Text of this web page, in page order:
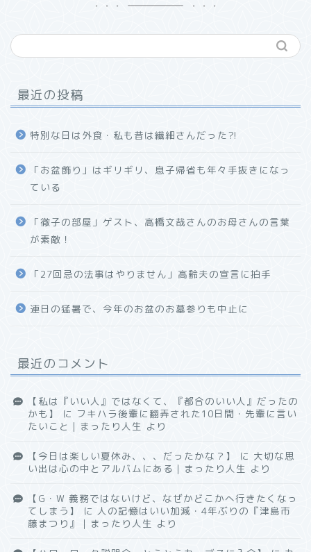
最近の投稿
特別な日は外食・私も昔は繊細さんだった⁈
「お盆飾り」はギリギリ、息子帰省も年々手抜きになっ
ている
「徹子の部屋」ゲスト、高橋文哉さんのお母さんの言葉
が素敵！
「27回忌の法事はやりません」高齢夫の宣言に拍手
連日の猛暑で、今年のお盆のお墓参りも中止に
最近のコメント
【私は『いい人』ではなくて、『都合のいい人』だったの
かも】
に フキハラ後輩に翻弄された10日間・先輩に言い
たいこと｜まったり人生 より
【今日は楽しい夏休み、、、だったかな？】 に 大切な思
い出は心の中とアルバムにある｜まったり人生 より
【G・W 義務ではないけど、なぜかどこかへ行きたくなっ
てしまう】
に 人の記憶はいい加減・4年ぶりの『津島市
藤まつり』｜まったり人生 より